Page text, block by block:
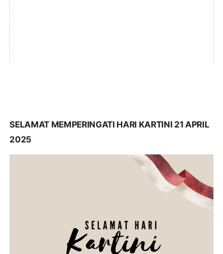
SELAMAT MEMPERINGATI HARI KARTINI 21 APRIL
2025